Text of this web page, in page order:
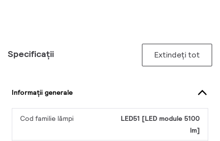
Specificații Extindeți tot
Informații generale
Cod familie lămpi
LED51 [LED module 5100
lm]